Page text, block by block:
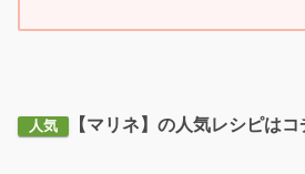
人気 【マリネ】の人気レシピはコ